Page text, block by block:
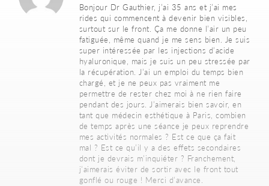
Bonjour Dr Gauthier, j’ai 35 ans et j’ai mes
rides qui commencent à devenir bien visibles,
surtout sur le front. Ça me donne l’air un peu
fatiguée, même quand je me sens bien. Je suis
super intéressée par les injections d’acide
hyaluronique, mais je suis un peu stressée par
la récupération. J’ai un emploi du temps bien
chargé, et je ne peux pas vraiment me
permettre de rester chez moi à ne rien faire
pendant des jours. J’aimerais bien savoir, en
tant que médecin esthétique à Paris, combien
de temps après une séance je peux reprendre
mes activités normales ? Est ce que ça fait
mal ? Est ce qu’il y a des effets secondaires
dont je devrais m’inquiéter ? Franchement,
j’aimerais éviter de sortir avec le front tout
gonflé ou rouge ! Merci d’avance.